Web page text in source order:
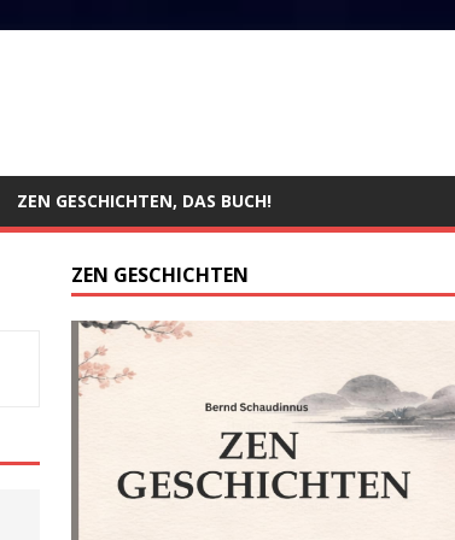
ZEN GESCHICHTEN, DAS BUCH!
ZEN GESCHICHTEN